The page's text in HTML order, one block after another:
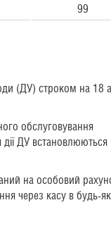
99
(ДУ) строком на 18
обслуговування
ДУ встановлюються
на особовий
через касу в будь-